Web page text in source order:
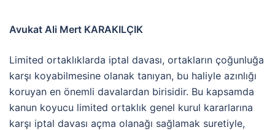
Avukat Ali Mert KARAKILÇIK
Limited ortaklıklarda iptal davası, ortakların çoğunluğa
karşı koyabilmesine olanak tanıyan, bu haliyle azınlığı
koruyan en önemli davalardan birisidir. Bu kapsamda
kanun koyucu limited ortaklık genel kurul kararlarına
karşı iptal davası açma olanağı sağlamak suretiyle,